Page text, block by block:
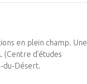
en plein champ. Une
(Centre d'études
du-Désert.